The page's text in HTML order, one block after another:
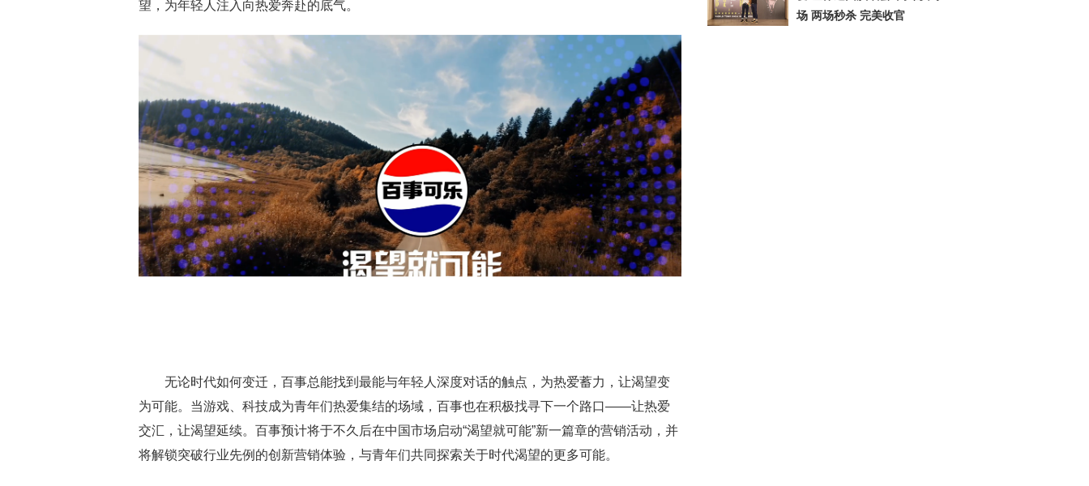
望，为年轻人注入向热爱奔赴的底气。
无论时代如何变迁，百事总能找到最能与年轻人深度对话的触点，为热爱蓄力，让渴望变
为可能。当游戏、科技成为青年们热爱集结的场域，百事也在积极找寻下一个路口——让热爱
交汇，让渴望延续。百事预计将于不久后在中国市场启动“渴望就可能”新一篇章的营销活动，并
将解锁突破行业先例的创新营销体验，与青年们共同探索关于时代渴望的更多可能。
场 两场秒杀 完美收官